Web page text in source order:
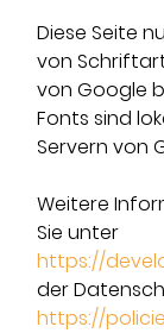
Diese Seite
von
von Google
Fonts sind
Servern von
Weitere
Sie unter
https://
der
https://